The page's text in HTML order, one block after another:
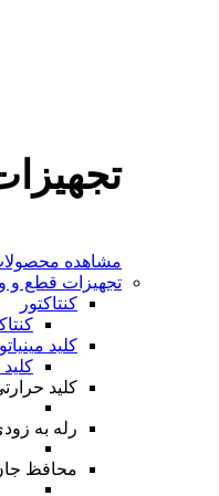
مشاهده
تجهیزات قطع و
کنتاکتور
کلید
کلید
رله به
محافظ